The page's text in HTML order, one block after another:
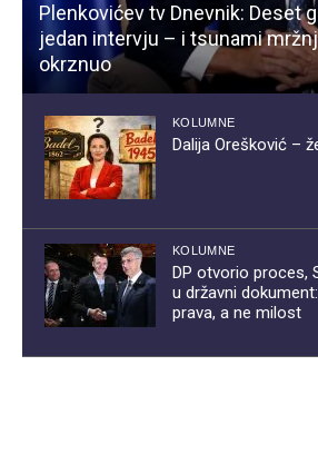
Plenkovićev tv Dnevnik: Deset
jedan intervju – i tsunami
okrznuo
KOLUMNE
Dalija Orešković –
KOLUMNE
DP otvorio proces,
u državni
prava, a ne milost